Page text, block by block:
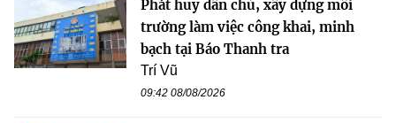
Phát huy dân chủ, xây dựng môi
trường làm việc công khai, minh
bạch tại Báo Thanh tra
Trí Vũ
09:42 08/08/2026